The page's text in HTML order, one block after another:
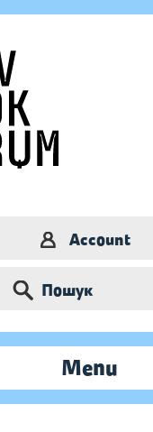
Account
Пошук
Menu